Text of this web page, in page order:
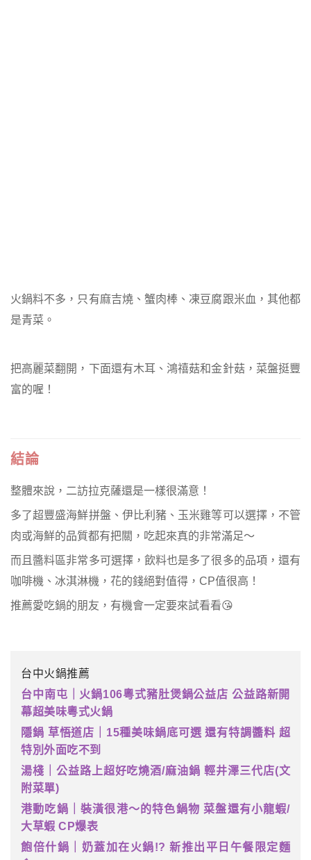
火鍋料不多，只有麻吉燒、蟹肉棒、凍豆腐跟米血，其他都
是青菜。
把高麗菜翻開，下面還有木耳、鴻禧菇和金針菇，菜盤挺豐
富的喔！
結論
整體來說，二訪拉克薩還是一樣很滿意！
多了超豐盛海鮮拼盤、伊比利豬、玉米雞等可以選擇，不管
肉或海鮮的品質都有把關，吃起來真的非常滿足～
而且醬料區非常多可選擇，飲料也是多了很多的品項，還有
咖啡機、冰淇淋機，花的錢絕對值得，CP值很高！
推薦愛吃鍋的朋友，有機會一定要來試看看😘
台中火鍋推薦
台中南屯｜火鍋106粵式豬肚煲鍋公益店 公益路新開
幕超美味粵式火鍋
隱鍋 草悟道店｜15種美味鍋底可選 還有特調醬料 超
特別外面吃不到
湯棧｜公益路上超好吃燒酒/麻油鍋 輕井澤三代店(文
附菜單)
港動吃鍋｜裝潢很港～的特色鍋物 菜盤還有小龍蝦/
大草蝦 CP爆表
飽倍什鍋｜奶蓋加在火鍋!? 新推出平日午餐限定麵